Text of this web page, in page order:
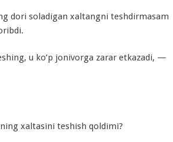
dori soladigan xaltangni teshdirmasam
u ko’p jonivorga zarar etkazadi, —
xaltasini teshish qoldimi?